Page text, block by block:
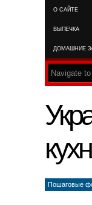
О САЙТЕ
ВЫПЕЧКА
ДОМАШНИЕ
Пошаговые